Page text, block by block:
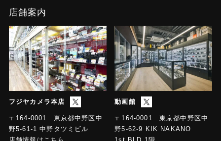
店舗案内
フジヤカメラ本店
〒164-0001 東京都中野区中
野5-61-1 中野タツミビル
動画館
〒164-0001 東京都中野区中
野5-62-9 KIK NAKANO